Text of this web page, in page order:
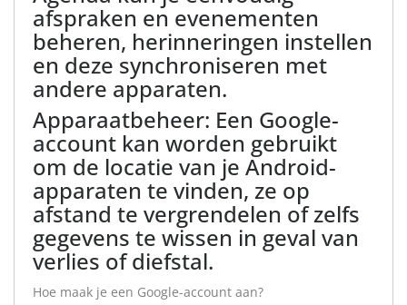
afspraken en evenementen
beheren, herinneringen instellen
en deze synchroniseren met
andere apparaten.
Apparaatbeheer: Een Google-
account kan worden gebruikt
om de locatie van je Android-
apparaten te vinden, ze op
afstand te vergrendelen of zelfs
gegevens te wissen in geval van
verlies of diefstal.
Hoe maak je een Google-account aan?